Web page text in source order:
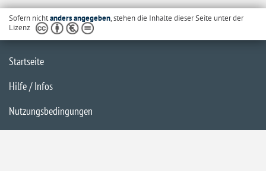
Sofern nichtanders angegeben, stehen die Inhalte dieser Seite unter der
Lizenz
Startseite
Hilfe / Infos
Nutzungsbedingungen